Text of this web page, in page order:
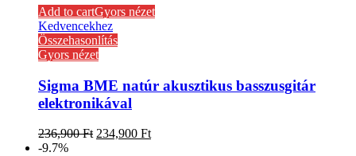
Add to cartGyors nézet
Kedvencekhez
Összehasonlítás
Gyors nézet
Sigma BME natúr akusztikus basszusgitár
elektronikával
236,900Ft 234,900 Ft
-9.7%